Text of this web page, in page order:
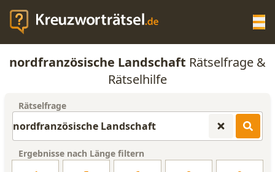
KREUZWORTRÄTSEL-HILFE
ANAGRAMM-GENERATOR
nordfranzösische Landschaft Rätselfrage &
Rätselhilfe
Rätselfrage
Ergebnisse nach Länge filtern